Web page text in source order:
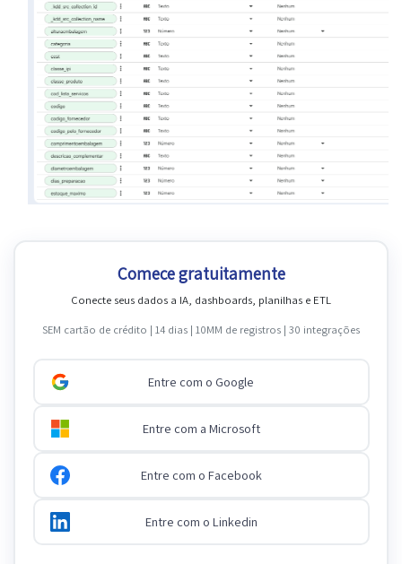
Comece gratuitamente
Conecte seus dados a IA, dashboards, planilhas e ETL
SEM cartão de crédito | 14 dias | 10MM de registros | 30 integrações
Entre com o Google
Entre com a Microsoft
Entre com o Facebook
Entre com o Linkedin